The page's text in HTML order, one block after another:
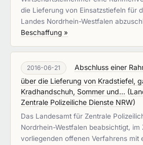
die Lieferung von Einsatzstiefeln für
Landes Nordrhein-Westfalen
Beschaffung »
2016-06-21
Abschluss einer
über die Lieferung von Kradstiefel,
Kradhandschuh, Sommer und... (
Zentrale Polizeiliche Dienste NRW)
Das Landesamt für Zentrale
Nordrhein-Westfalen beabsichtigt, im
vorliegenden offenen Verfahrens mit